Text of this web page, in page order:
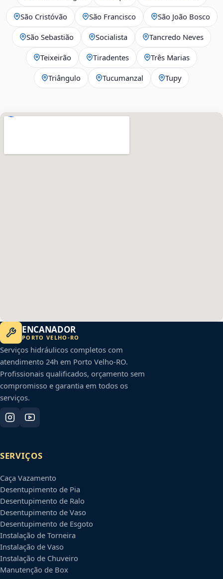
São Cristóvão São Francisco São João Bosco
São Sebastião Socialista Tancredo Neves
Teixeirão Tiradentes Três Marias
Triângulo Tucumanzal Tupy
ENCANADOR
PORTO VELHO -RO
Serviços hidráulicos completos com
atendimento 24h em Porto Velho-RO.
Profissionais qualificados, orçamento sem
compromisso e garantia em todos os
serviços.
SERVIÇOS
Caça Vazamento
Desentupimento de Pia
Desentupimento de Ralo
Desentupimento de Vaso
Desentupimento de Esgoto
Instalação de Torneira
Instalação de Vaso
Instalação de Chuveiro
Manutenção de Box